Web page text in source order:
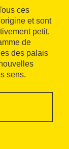
ces
et sont
petit,
de
des palais
sens.